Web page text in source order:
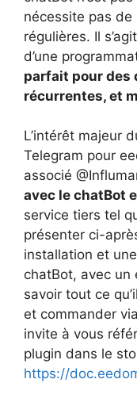
nécessite pas de
régulières. Il
d’une
parfait pour des
récurrentes, et
L’intérêt majeur
Telegram pour
associé
avec le chatBot
service tiers tel
présenter ci-
installation et
chatBot, avec un
savoir tout ce
et commander
invite à vous
plugin dans le
https://